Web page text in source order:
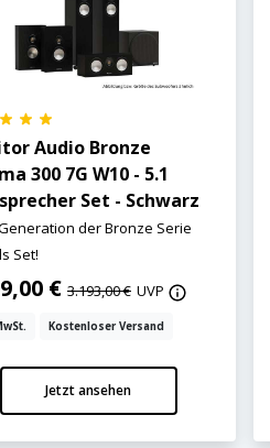
Audio Bronze
300 7G W10 - 5.1
Set - Schwarz
der Bronze Serie
Set!
€ 3.193,00 € UVP
Kostenloser Versand
Jetzt ansehen